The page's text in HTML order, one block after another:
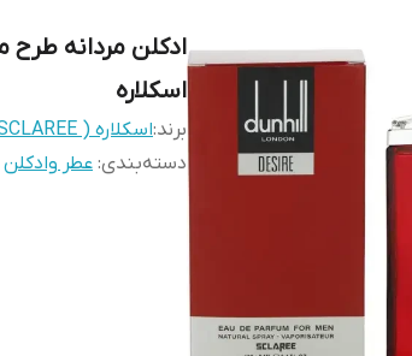
اسکلاره
برند:اسکلاره ( SCLAREE )
دسته‌بندی: عطر وادکلن